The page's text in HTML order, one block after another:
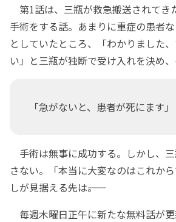
第1話は、三瓶が救急搬送されてき
手術をする話。あまりに重症の患者
としていたところ、「わかりました
い」と三瓶が独断で受け入れを決め、
「急がないと、患者が死にます」
手術は無事に成功する。しかし、
さない。「本当に大変なのはこれか
しが見据える先は――。
毎週木曜日正午に新たな無料話が